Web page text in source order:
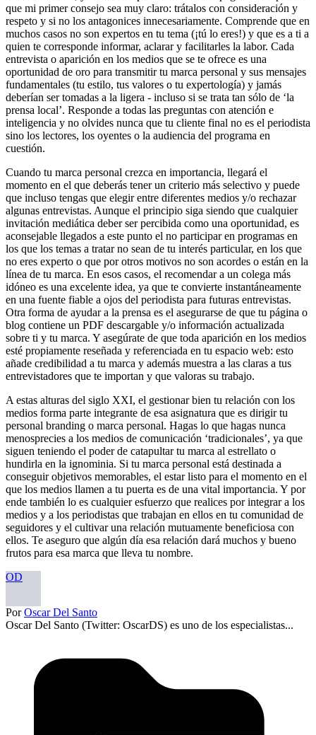
que mi primer consejo sea muy claro: trátalos con consideración y
respeto y si no los antagonices innecesariamente. Comprende que en
muchos casos no son expertos en tu tema (¡tú lo eres!) y que es a ti a
quien te corresponde informar, aclarar y facilitarles la labor. Cada
entrevista o aparición en los medios que se te ofrece es una
oportunidad de oro para transmitir tu marca personal y sus mensajes
fundamentales (tu estilo, tus valores o tu expertología) y jamás
deberían ser tomadas a la ligera - incluso si se trata tan sólo de ‘la
prensa local’. Responde a todas las preguntas con atención e
inteligencia y no olvides nunca que tu cliente final no es el periodista
sino los lectores, los oyentes o la audiencia del programa en
cuestión.
Cuando tu marca personal crezca en importancia, llegará el
momento en el que deberás tener un criterio más selectivo y puede
que incluso tengas que elegir entre diferentes medios y/o rechazar
algunas entrevistas. Aunque el principio siga siendo que cualquier
invitación mediática deber ser percibida como una oportunidad, es
aconsejable llegados a este punto el no participar en programas en
los que los temas a tratar no sean de tu interés particular, en los que
no eres experto o que por otros motivos no son acordes o están en la
línea de tu marca. En esos casos, el recomendar a un colega más
idóneo es una excelente idea, ya que te convierte instantáneamente
en una fuente fiable a ojos del periodista para futuras entrevistas.
Otra forma de ayudar a la prensa es el asegurarse de que tu página o
blog contiene un PDF descargable y/o información actualizada
sobre ti y tu marca. Y asegúrate de que toda aparición en los medios
esté propiamente reseñada y referenciada en tu espacio web: esto
añade credibilidad a tu marca y además muestra a las claras a tus
entrevistadores que te importan y que valoras su trabajo.
A estas alturas del siglo XXI, el gestionar bien tu relación con los
medios forma parte integrante de esa asignatura que es dirigir tu
personal branding o marca personal. Hagas lo que hagas nunca
menosprecies a los medios de comunicación ‘tradicionales’, ya que
siguen teniendo el poder de catapultar tu marca al estrellato o
hundirla en la ignominia. Si tu marca personal está destinada a
conseguir objetivos memorables, el estar listo para el momento en el
que los medios llamen a tu puerta es de una vital importancia. Y por
ende también lo es cualquier esfuerzo que realices por integrar a los
medios y a los periodistas que trabajan en ellos en tu comunidad de
seguidores y el cultivar una relación mutuamente beneficiosa con
ellos. Te aseguro que algún día esa relación dará muchos y bueno
frutos para esa marca que lleva tu nombre.
OD
PorOscar Del Santo
Oscar Del Santo (Twitter: OscarDS) es uno de los especialistas...